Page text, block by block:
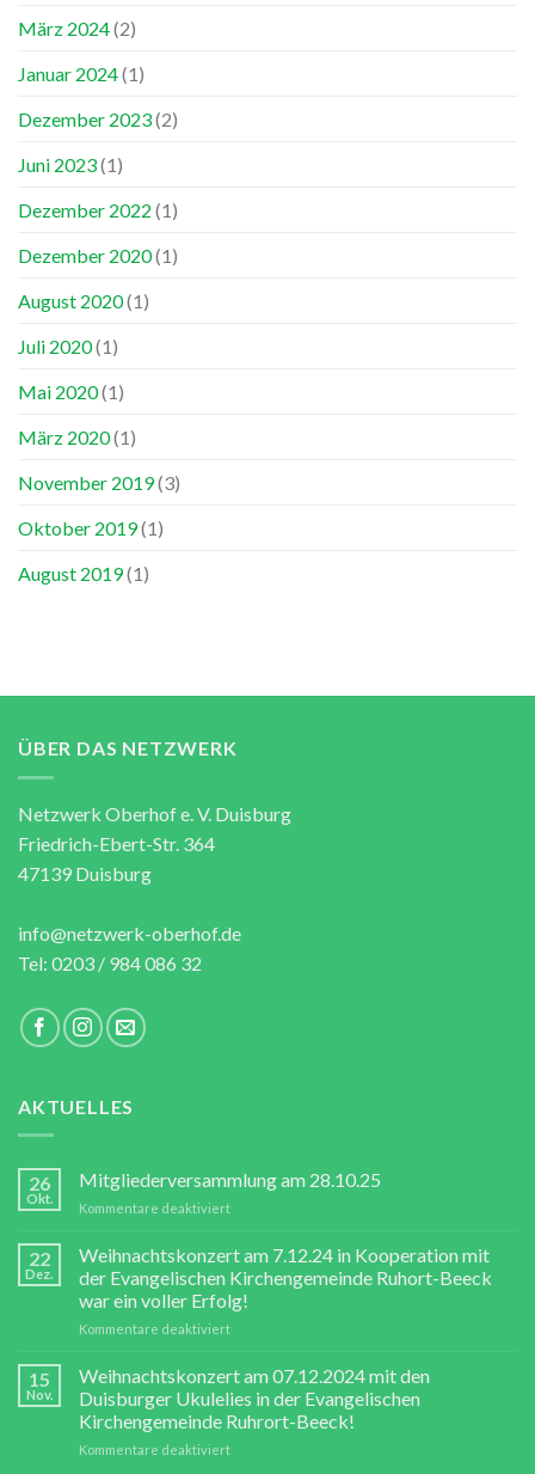
März 2024(2)
Januar 2024(1)
Dezember 2023(2)
Juni 2023(1)
Dezember 2022 (1)
Dezember 2020(1)
August 2020(1)
Juli 2020(1)
Mai 2020(1)
März 2020(1)
November 2019(3)
Oktober 2019(1)
August 2019(1)
ÜBER DAS NETZWERK
Netzwerk Oberhof e. V. Duisburg
Friedrich-Ebert-Str. 364
47139 Duisburg
info@netzwerk-oberhof.de
Tel: 0203 / 984 086 32
AKTUELLES
26
Okt.
Mitgliederversammlung am 28.10.25
Kommentare deaktiviertfür
am
22
Dez.
Weihnachtskonzert am 7.12.24 in Kooperation mit
der Evangelischen Kirchengemeinde Ruhort-Beeck
war ein voller Erfolg!
Kommentare deaktiviertfür
am
in
Kooperation
mit
15
Nov.
Weihnachtskonzert am 07.12.2024 mit den
Duisburger Ukulelies in der Evangelischen
Kirchengemeinde Ruhrort-Beeck!
Kommentare deaktiviertfür